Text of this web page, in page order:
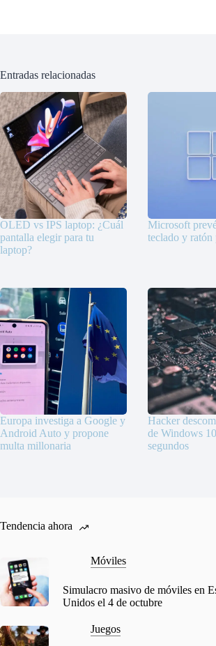
Entradas relacionadas
OLED vs IPS laptop: ¿Cuál
pantalla elegir para tu
laptop?
Microsoft
teclado y ratón
Europa investiga a Google y
Android Auto y propone
multa millonaria
Hacker
de Windows
segundos
Tendencia ahora
Móviles
Simulacro masivo de móviles en
Unidos el 4 de octubre
Juegos